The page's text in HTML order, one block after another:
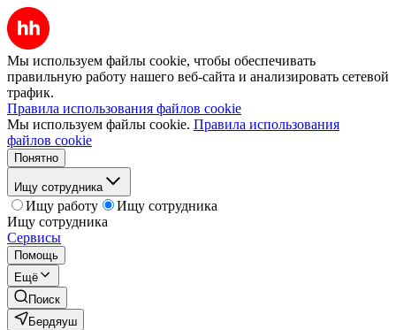
Мы используем файлы cookie, чтобы обеспечивать
правильную работу нашего веб-сайта и анализировать сетевой
трафик.
Правила использования файлов cookie
Мы используем файлы cookie. Правила использования
файлов cookie
Понятно
Ищу сотрудника
Ищу работу
Ищу сотрудника
Ищу сотрудника
Сервисы
Помощь
Ещё
Поиск
Бердяуш